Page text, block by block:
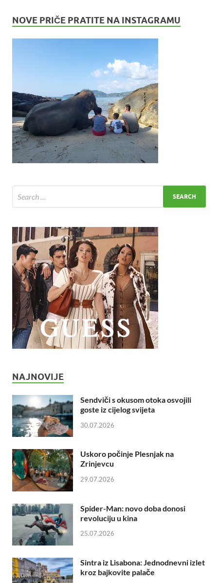
NOVE PRIČE PRATITE NA INSTAGRAMU
NAJNOVIJE
Sendviči s okusom otoka osvojili
goste iz cijelog svijeta
30.07.2026
Uskoro počinje Plesnjak na
Zrinjevcu
29.07.2026
Spider-Man: novo doba donosi
revoluciju u kina
25.07.2026
Sintra iz Lisabona: Jednodnevni izlet
kroz bajkovite palače